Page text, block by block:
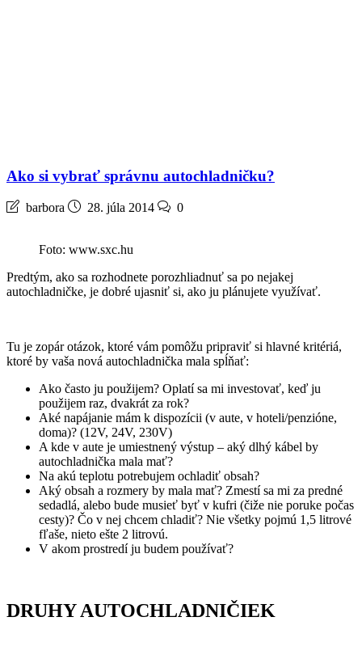
Ako si vybrať správnu autochladničku?
barbora 28. júla 2014 0
Foto: www.sxc.hu
Predtým, ako sa rozhodnete porozhliadnuť sa po nejakej
autochladničke, je dobré ujasniť si, ako ju plánujete využívať.
Tu je zopár otázok, ktoré vám pomôžu pripraviť si hlavné kritériá,
ktoré by vaša nová autochladnička mala spĺňať:
Ako často ju použijem? Oplatí sa mi investovať, keď ju
použijem raz, dvakrát za rok?
Aké napájanie mám k dispozícii (v aute, v hoteli/penzióne,
doma)? (12V, 24V, 230V)
A kde v aute je umiestnený výstup – aký dlhý kábel by
autochladnička mala mať?
Na akú teplotu potrebujem ochladiť obsah?
Aký obsah a rozmery by mala mať? Zmestí sa mi za predné
sedadlá, alebo bude musieť byť v kufri (čiže nie poruke počas
cesty)? Čo v nej chcem chladiť? Nie všetky pojmú 1,5 litrové
fľaše, nieto ešte 2 litrovú.
V akom prostredí ju budem používať?
DRUHY AUTOCHLADNIČIEK